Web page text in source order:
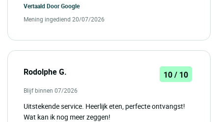
Vertaald DoorGoogle
Mening ingediend 20/07/2026
Rodolphe G. 10 / 10
Blijf binnen 07/2026
Uitstekende service. Heerlijk eten, perfecte ontvangst!
Wat kan ik nog meer zeggen!